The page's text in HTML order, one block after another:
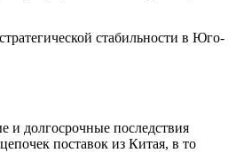
стабильности в Юго-
и долгосрочные последствия
поставок из Китая, в то